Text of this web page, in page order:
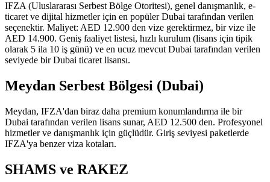
IFZA (Uluslararası Serbest Bölge Otoritesi), genel danışmanlık, e-
ticaret ve dijital hizmetler için en popüler Dubai tarafından verilen
seçenektir. Maliyet: AED 12.900 den vize gerektirmez, bir vize ile
AED 14.900. Geniş faaliyet listesi, hızlı kurulum (lisans için tipik
olarak 5 ila 10 iş günü) ve en ucuz mevcut Dubai tarafından verilen
seviyede bir Dubai ticaret lisansı.
Meydan Serbest Bölgesi (Dubai)
Meydan, IFZA'dan biraz daha premium konumlandırma ile bir
Dubai tarafından verilen lisans sunar, AED 12.500 den. Profesyonel
hizmetler ve danışmanlık için güçlüdür. Giriş seviyesi paketlerde
IFZA'ya benzer viza kotaları.
SHAMS ve RAKEZ